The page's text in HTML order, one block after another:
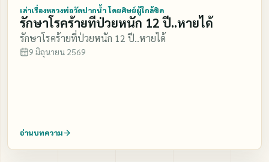
ไว้ให้เลย จวบจนวาระสุดท้ายของชีวิต ท่านถึงแก่กรรมด้วย
อาการสงบ เมื่อวันที่ 3 กุมภาพันธ์ 2506 เวลา 19.35 น. ใน
ที่พักวัดปากน้ำ ท่ามกลางญาติมิตรและศิษยานุศิษย์ สิริอายุ
ย่าง 63 ปี อยู่ในเพศผู้ทรงศีลประมาณ 23 ปีพัฒนะ และ สุนี
เด็ดเอาวิญญาณนั้นน่ะ เค้าตีไปตลอดทาง เรื่องนี้เราก็ต้องดู
ต้องให้เห็นชัดเจนเลย พวกบุญล่ะ! พวกบุญเค้าก็จะมีราชรถ
มารับ …ราชรถมารับ เวลาจะตายเค้าก็มาลอยอยู่คอยรับ ก็
ราชรถนั่นก็มาจากวิมาน ของเค้านั่นแหล่ะ เวลานายเค้าจะ
กับไอ้ลิงจ๋อบนราชรถ ราชรถ เค้าสวยงาม…. นั่งราชรถไป
เหมือนยังกับไอ้ลิงจ๋อ…..นั่งไป เหมือนไอ้ลิงจ๋อนั่นแหล่ะ พอ
เล่าเรื่องหลวงพ่อวัดปากน้ำ โดยศิษย์ผู้ใกล้ชิด
รักษาโรคร้ายที่ป่วยหนัก 12 ปี..หายได้
รักษาโรคร้ายที่ป่วยหนัก 12 ปี..หายได้
9 มิถุนายน 2569
อ่านบทความ